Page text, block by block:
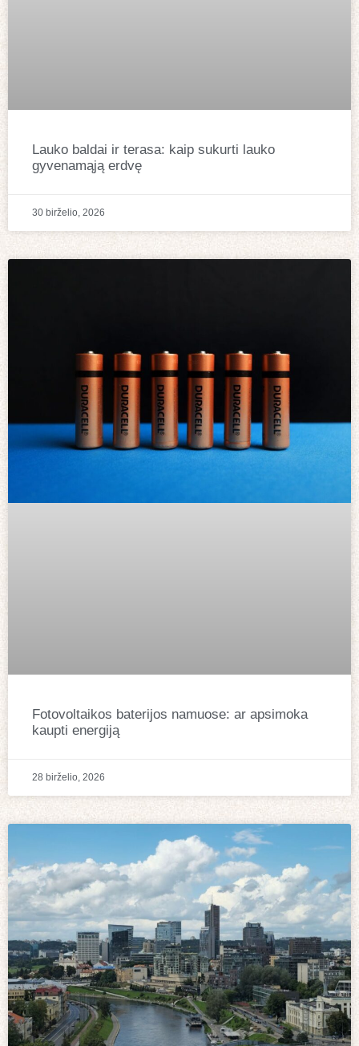
Lauko baldai ir terasa: kaip sukurti lauko
gyvenamąją erdvę
30 birželio, 2026
Fotovoltaikos baterijos namuose: ar apsimoka
kaupti energiją
28 birželio, 2026